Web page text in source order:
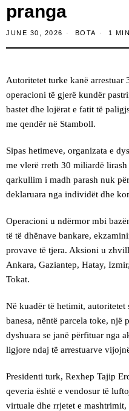
pranga
JUNE 30, 2026 BOTA 1
Autoritetet turke kanë arrestuar
operacioni të gjerë kundër
bastet dhe lojërat e fatit të
me qendër në Stamboll.
Sipas hetimeve, organizata e
me vlerë rreth 30 miliardë
qarkullim i madh parash nuk
deklaruara nga individët dhe
Operacioni u ndërmor mbi
të të dhënave bankare,
provave të tjera. Aksioni u
Ankara, Gaziantep, Hatay,
Tokat.
Në kuadër të hetimit,
banesa, nëntë parcela toke, një
dyshuara se janë përfituar nga
ligjore ndaj të arrestuarve
Presidenti turk, Rexhep Tajip
qeveria është e vendosur të
virtuale dhe rrjetet e